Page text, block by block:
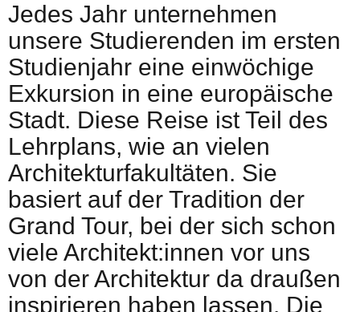
Jedes Jahr unternehmen
unsere Studierenden im ersten
Studienjahr eine einwöchige
Exkursion in eine europäische
Stadt. Diese Reise ist Teil des
Lehrplans, wie an vielen
Architekturfakultäten. Sie
basiert auf der Tradition der
Grand Tour, bei der sich schon
viele Architekt:innen vor uns
von der Architektur da draußen
inspirieren haben lassen. Die